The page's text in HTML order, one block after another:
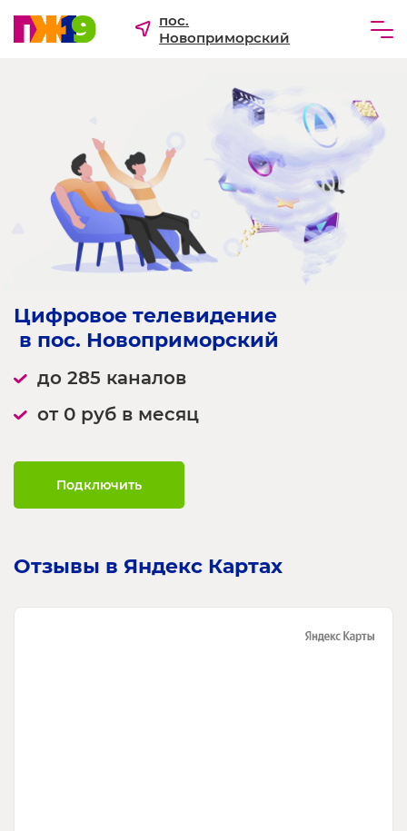
пос.
Новоприморский
Для ТСЖ и УК
О компании
Цифровое телевидение
в пос. Новоприморский
до 285 каналов
от 0 руб в месяц
Подключить
Отзывы в Яндекс Картах